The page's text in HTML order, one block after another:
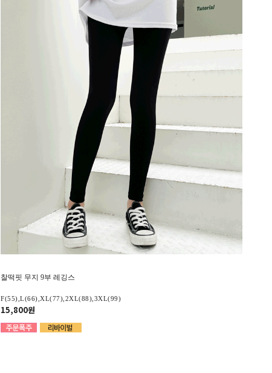
찰떡핏 무지 9부 레깅스
F(55),L(66),XL(77),2XL(88),3XL(99)
15,800원